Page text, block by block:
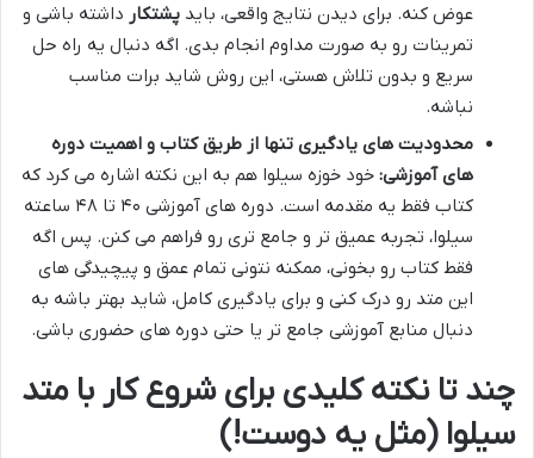
عوض کنه. برای دیدن نتایج واقعی، باید پشتکار داشته باشی و
تمرینات رو به صورت مداوم انجام بدی. اگه دنبال یه راه حل
سریع و بدون تلاش هستی، این روش شاید برات مناسب
نباشه.
محدودیت های یادگیری تنها از طریق کتاب و اهمیت دوره
های آموزشی: خود خوزه سیلوا هم به این نکته اشاره می کرد که
کتاب فقط یه مقدمه است. دوره های آموزشی ۴۰ تا ۴۸ ساعته
سیلوا، تجربه عمیق تر و جامع تری رو فراهم می کنن. پس اگه
فقط کتاب رو بخونی، ممکنه نتونی تمام عمق و پیچیدگی های
این متد رو درک کنی و برای یادگیری کامل، شاید بهتر باشه به
دنبال منابع آموزشی جامع تر یا حتی دوره های حضوری باشی.
چند تا نکته کلیدی برای شروع کار با متد
سیلوا (مثل یه دوست!)